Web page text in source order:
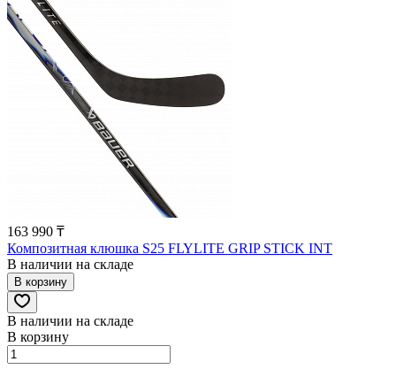
163 990 ₸
Композитная клюшка S25 FLYLITE GRIP STICK INT
В наличии на складе
В корзину
В наличии на складе
В корзину